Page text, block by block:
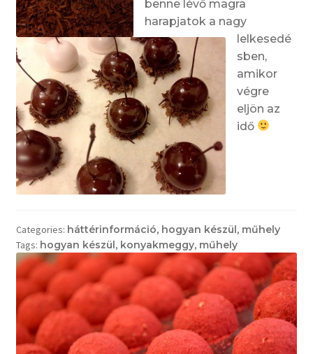
benne lévő magra
harapjatok a nagy
lelkesedé
sben,
amikor
végre
eljön az
idő
Categories: háttérinformáció, hogyan készül, műhely
Tags: hogyan készül, konyakmeggy, műhely